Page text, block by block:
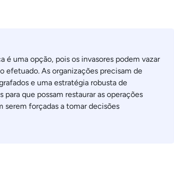
é uma opção, pois os invasores podem vazar
efetuado. As organizações precisam de
e uma estratégia robusta de
que possam restaurar as operações
serem forçadas a tomar decisões